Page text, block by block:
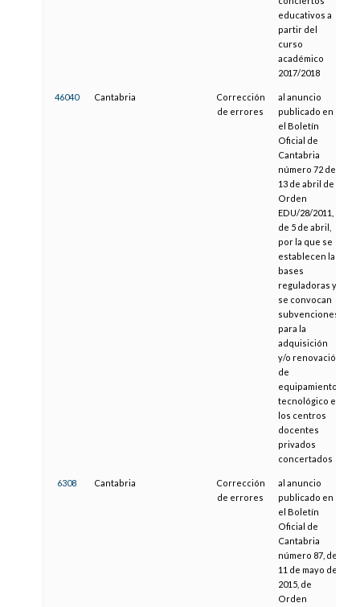
educativos a
partir del
curso
académico
2017/2018
46040 Cantabria
Corrección
de errores
al anuncio
publicado en
el Boletín
Oficial de
Cantabria
número 72 de
13 de abril de
Orden
EDU/28/2011,
de 5 de abril,
por la que se
establecen las
bases
reguladoras y
se convocan
subvenciones
para la
adquisición
y/o renovación
de
equipamiento
tecnológico en
los centros
docentes
privados
concertados
6308 Cantabria
Corrección
de errores
al anuncio
publicado en
el Boletín
Oficial de
Cantabria
número 87, de
11 de mayo de
2015, de
Orden